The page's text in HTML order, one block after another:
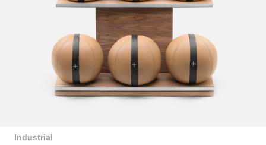
Industrial